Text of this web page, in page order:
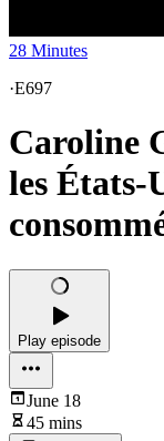
28 Minutes
·E697
Caroline
les États-
Play episode
June 18
45 mins